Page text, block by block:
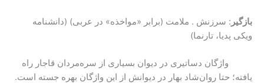
بازگیر : سرزنش . ملامت (برابر «مواخذه» در عربی) (دانشنامه
ویکی پدیا، تارنما)
واژگان دساتیری در دیوان بسیاری از سره‌مردان قاجار راه
یافته؛ حتا روان‌شاد بهار در دیوانش از این واژگان بهره جسته است.